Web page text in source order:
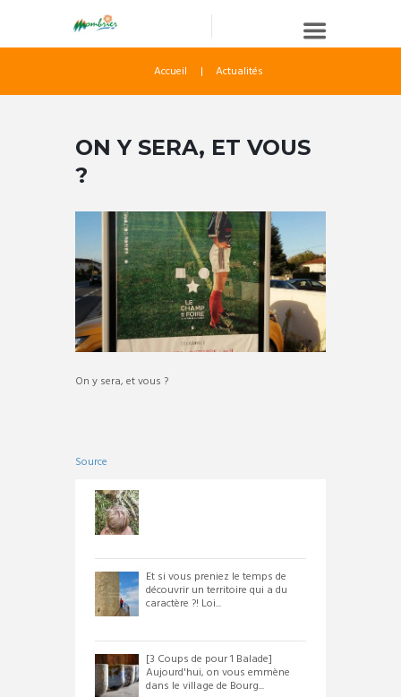
Accueil Actualités
ON Y SERA, ET VOUS
?
On y sera, et vous ?
Source
Et si vous preniez le temps de
découvrir un territoire qui a du
caractère ?! Loi...
[3 Coups de pour 1 Balade]
Aujourd'hui, on vous emmène
dans le village de Bourg...